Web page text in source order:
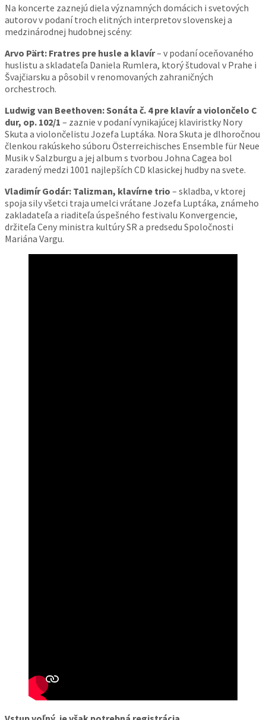
Na koncerte zaznejú diela významných domácich i svetových
autorov v podaní troch elitných interpretov slovenskej a
medzinárodnej hudobnej scény:
Arvo Pärt: Fratres pre husle a klavír– v podaní oceňovaného
huslistu a skladateľa Daniela Rumlera, ktorý študoval v Prahe i
Švajčiarsku a pôsobil v renomovaných zahraničných
orchestroch.
Ludwig van Beethoven: Sonáta č. 4 pre klavír a violončelo C
dur, op. 102/1 – zaznie v podaní vynikajúcej klaviristky Nory
Skuta a violončelistu Jozefa Luptáka. Nora Skuta je dlhoročnou
členkou rakúskeho súboru Österreichisches Ensemble für Neue
Musik v Salzburgu a jej album s tvorbou Johna Cagea bol
zaradený medzi 1001 najlepších CD klasickej hudby na svete.
Vladimír Godár: Talizman, klavírne trio – skladba, v ktorej
spoja sily všetci traja umelci vrátane Jozefa Luptáka, známeho
zakladateľa a riaditeľa úspešného festivalu Konvergencie,
držiteľa Ceny ministra kultúry SR a predsedu Spoločnosti
Mariána Vargu.